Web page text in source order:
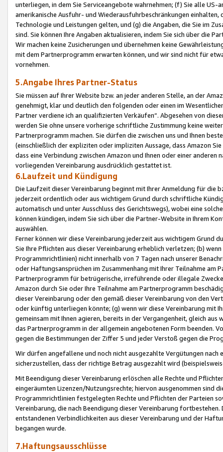
unterliegen, in dem Sie Serviceangebote wahrnehmen; (f) Sie alle
amerikanische Ausfuhr- und Wiederausfuhrbeschränkungen
Technologie und Leistungen gelten, und (g) die Angaben, die Sie im
sind. Sie können Ihre Angaben aktualisieren, indem Sie sich über die
Wir machen keine Zusicherungen und übernehmen keine
mit dem Partnerprogramm erwarten können, und wir sind nicht für
vornehmen.
5.Angabe Ihres Partner-Status
Sie müssen auf Ihrer Website bzw. an jeder anderen Stelle, an der
genehmigt, klar und deutlich den folgenden oder einen im
Partner verdiene ich an qualifizierten Verkäufen“. Abgesehen von
werden Sie ohne unsere vorherige schriftliche Zustimmung keine
Partnerprogramm machen. Sie dürfen die zwischen uns und Ihnen
(einschließlich der expliziten oder impliziten Aussage, dass Amazon
dass eine Verbindung zwischen Amazon und Ihnen oder einer
vorliegenden Vereinbarung ausdrücklich gestattet ist.
6.Laufzeit und Kündigung
Die Laufzeit dieser Vereinbarung beginnt mit Ihrer Anmeldung für die
jederzeit ordentlich oder aus wichtigem Grund durch schriftliche
automatisch und unter Ausschluss des Gerichtswegs), wobei eine
können kündigen, indem Sie sich über die Partner-Website in Ihrem
auswählen.
Ferner können wir diese Vereinbarung jederzeit aus wichtigem Grund
Sie Ihre Pflichten aus dieser Vereinbarung erheblich verletzen; (b)
Programmrichtlinien) nicht innerhalb von 7 Tagen nach unserer
oder Haftungsansprüchen im Zusammenhang mit Ihrer Teilnahme am
Partnerprogramm für betrügerische, irreführende oder illegale
Amazon durch Sie oder Ihre Teilnahme am Partnerprogramm
dieser Vereinbarung oder den gemäß dieser Vereinbarung von den
oder künftig unterliegen könnte; (g) wenn wir diese Vereinbarung mit
gemeinsam mit Ihnen agieren, bereits in der Vergangenheit, gleich
das Partnerprogramm in der allgemein angebotenen Form beenden.
gegen die Bestimmungen der Ziffer 5 und jeder Verstoß gegen die
Wir dürfen angefallene und noch nicht ausgezahlte Vergütungen
sicherzustellen, dass der richtige Betrag ausgezahlt wird
Mit Beendigung dieser Vereinbarung erlöschen alle Rechte und
eingeräumten Lizenzen/Nutzungsrechte; hiervon ausgenommen sind
Programmrichtlinien festgelegten Rechte und Pflichten der Parteien
Vereinbarung, die nach Beendigung dieser Vereinbarung
entstandenen Verbindlichkeiten aus dieser Vereinbarung und der
begangen wurde.
7.Haftungsausschlüsse